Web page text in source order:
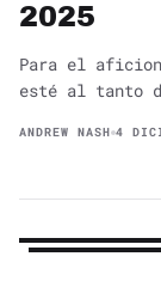
2025
Para el
esté al tanto
ANDREW NASH 4